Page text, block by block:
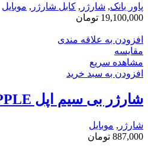
پاور بانک, شارژر , کابل شارژر , موبایل
19,100,000 تومان
افزودن به علاقه مندی
مقایسه
مشاهده سریع
افزودن به سبد خرید
شارژر بی سیم اپل APPLE مدل A2140
شارژر , موبایل
887,000 تومان